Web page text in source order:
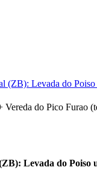
(ZB): Levada do
do Pico Furao
Levada do Poiso